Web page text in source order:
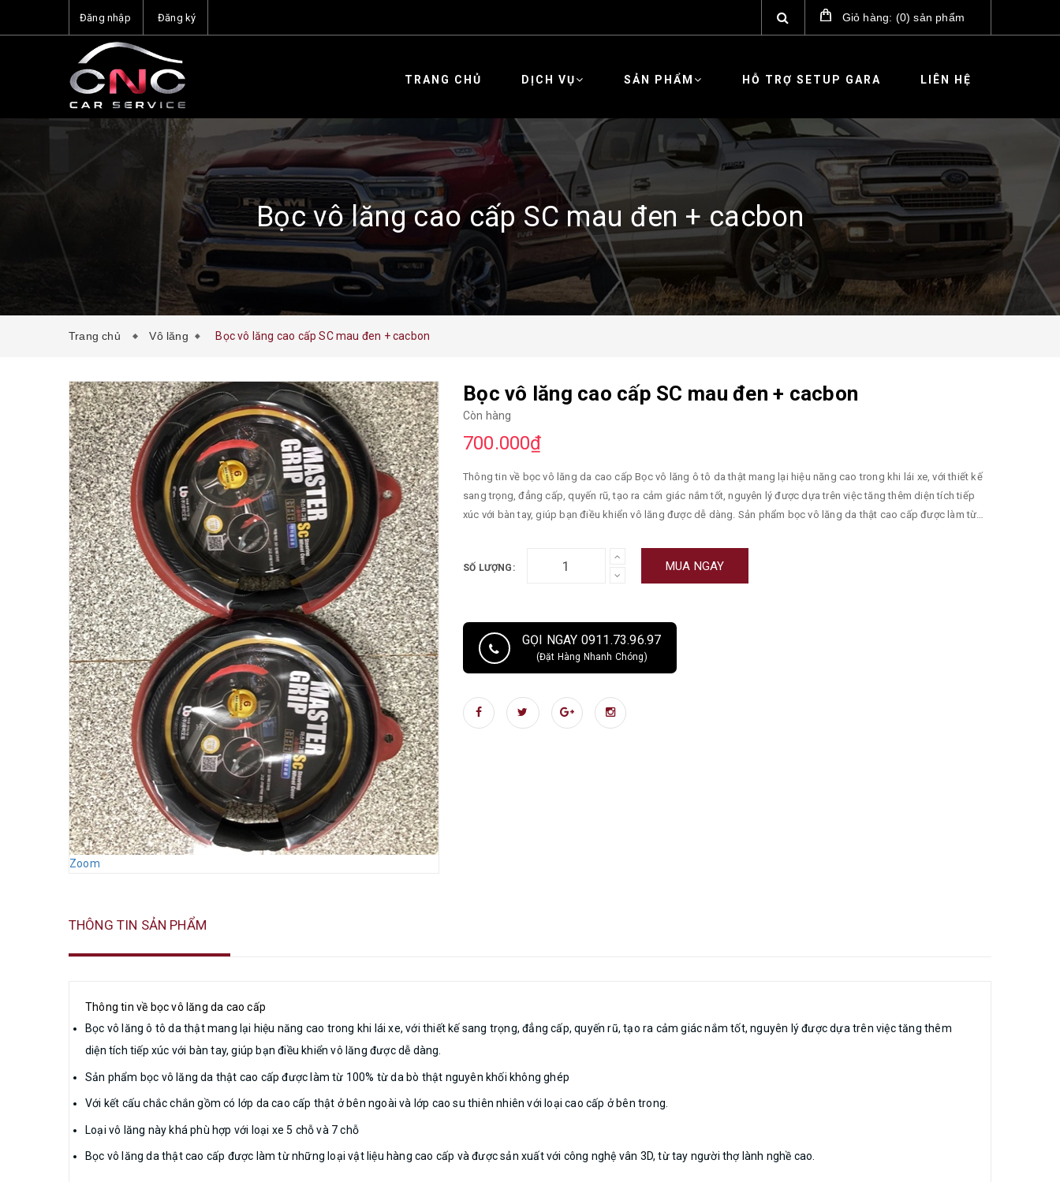
Đăng nhập Đăng ký Giỏ hàng: (0)sản phẩm
TRANG CHỦ DỊCH VỤ SẢN PHẨM HỖ TRỢ SETUP GARA LIÊN HỆ
Bọc vô lăng cao cấp SC mau đen + cacbon
Trang chủ Vô lăng Bọc vô lăng cao cấp SC mau đen + cacbon
Zoom
Bọc vô lăng cao cấp SC mau đen + cacbon
Còn hàng
700.000₫
Thông tin về bọc vô lăng da cao cấp Bọc vô lăng ô tô da thật mang lại hiệu năng cao trong khi lái xe, với thiết kế
sang trọng, đẳng cấp, quyến rũ, tạo ra cảm giác nắm tốt, nguyên lý được dựa trên việc tăng thêm diện tích tiếp
xúc với bàn tay, giúp bạn điều khiển vô lăng được dễ dàng. Sản phẩm bọc vô lăng da thật cao cấp được làm từ
lớp cao su thiên nhiên với loại cao cấp ở bên trong. Loại vô lăng này khá phù hợp với loại xe 5 chỗ và 7 chỗ Bọc vô
lăng da thật cao cấp được làm từ những loại vật liệu hàng cao cấp và được sản xuất với công nghệ vân 3D, từ tay
SỐ LƯỢNG: MUA NGAY
GỌI NGAY 0911.73.96.97
(Đặt Hàng Nhanh Chóng)
THÔNG TIN SẢN PHẨM
Thông tin về bọc vô lăng da cao cấp
Bọc vô lăng ô tô da thật mang lại hiệu năng cao trong khi lái xe, với thiết kế sang trọng, đẳng cấp, quyến rũ, tạo ra cảm giác nắm tốt, nguyên lý được dựa trên việc tăng thêm
diện tích tiếp xúc với bàn tay, giúp bạn điều khiển vô lăng được dễ dàng.
Sản phẩm bọc vô lăng da thật cao cấp được làm từ 100% từ da bò thật nguyên khối không ghép
Với kết cấu chắc chắn gồm có lớp da cao cấp thật ở bên ngoài và lớp cao su thiên nhiên với loại cao cấp ở bên trong.
Loại vô lăng này khá phù hợp với loại xe 5 chỗ và 7 chỗ
Bọc vô lăng da thật cao cấp được làm từ những loại vật liệu hàng cao cấp và được sản xuất với công nghệ vân 3D, từ tay người thợ lành nghề cao.